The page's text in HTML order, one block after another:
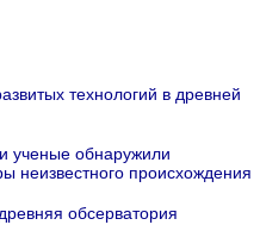
технологий в древней
ученые обнаружили
неизвестного происхождения
обсерватория